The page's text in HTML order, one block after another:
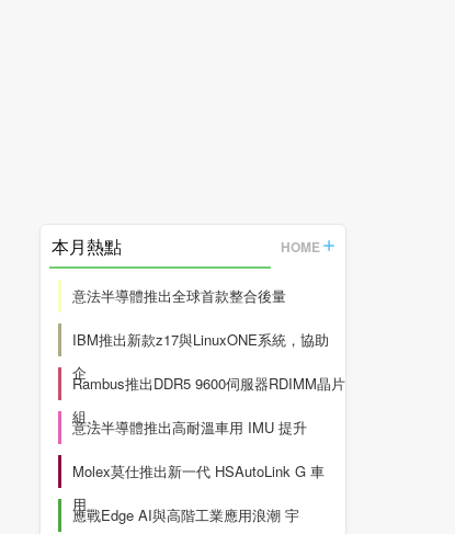
本月熱點 HOME
意法半導體推出全球首款整合後量
IBM推出新款z17與LinuxONE系統，協助
企
Rambus推出DDR5 9600伺服器RDIMM晶片
組，
意法半導體推出高耐溫車用 IMU 提升
Molex莫仕推出新一代 HSAutoLink G 車
用
應戰Edge AI與高階工業應用浪潮 宇